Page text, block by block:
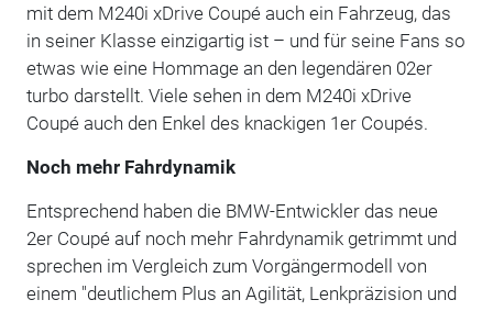
mit dem M240i xDrive Coupé auch ein Fahrzeug, das
in seiner Klasse einzigartig ist – und für seine Fans so
etwas wie eine Hommage an den legendären 02er
turbo darstellt. Viele sehen in dem M240i xDrive
Coupé auch den Enkel des knackigen 1er Coupés.
Noch mehr Fahrdynamik
Entsprechend haben die BMW-Entwickler das neue
2er Coupé auf noch mehr Fahrdynamik getrimmt und
sprechen im Vergleich zum Vorgängermodell von
einem "deutlichem Plus an Agilität, Lenkpräzision und